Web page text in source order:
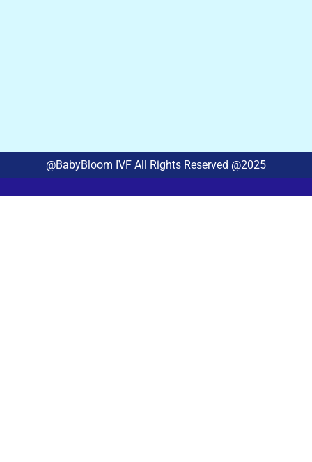
@BabyBloom IVF All Rights Reserved @2025